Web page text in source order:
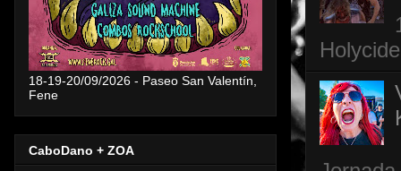
18-19-20/09/2026 - Paseo San Valentín,
Fene
CaboDano + ZOA